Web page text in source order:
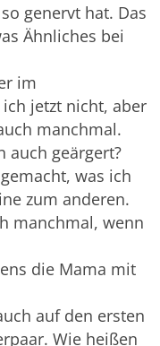
genervt hat. Das
Ähnliches bei
im
jetzt nicht, aber
manchmal.
auch geärgert?
was ich
zum anderen.
manchmal, wenn
die Mama mit
auf den ersten
Wie heißen